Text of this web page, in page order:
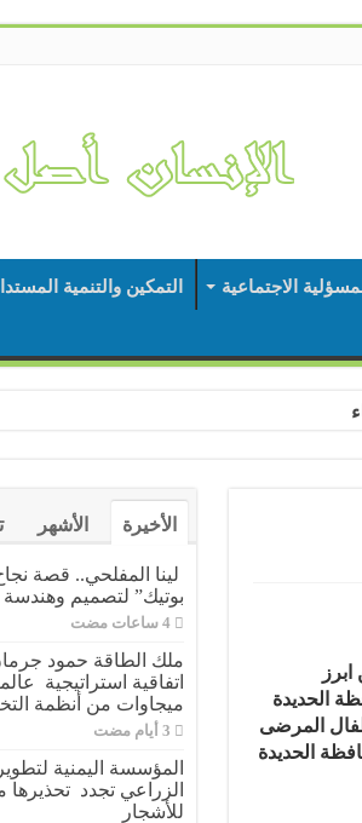
الاجتماعية التمكين والتنمية
الحديدة
المرضى
اشواق منذ اكثر من 20 عاما في محافظة الحديدة
الأخيرة الأشهر
لينا المفلحي.. قصة
بوتيك” لتصميم وهندسة
ملك الطاقة حمود
ميجاوات من أنظمة
المؤسسة اليمنية
الزراعي تجدد تحذيرها
للأشجار